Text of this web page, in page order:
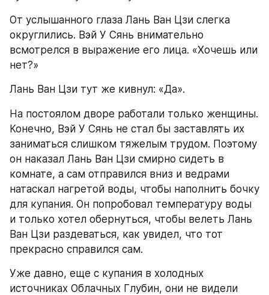
От услышанного глаза Лань Ван Цзи слегка
округлились. Вэй У Сянь внимательно
всмотрелся в выражение его лица. «Хочешь или
нет?»
Лань Ван Цзи тут же кивнул: «Да».
На постоялом дворе работали только женщины.
Конечно, Вэй У Сянь не стал бы заставлять их
заниматься слишком тяжелым трудом. Поэтому
он наказал Лань Ван Цзи смирно сидеть в
комнате, а сам отправился вниз и ведрами
натаскал нагретой воды, чтобы наполнить бочку
для купания. Он попробовал температуру воды
и только хотел обернуться, чтобы велеть Лань
Ван Цзи раздеваться, как увидел, что тот
прекрасно справился сам.
Уже давно, еще с купания в холодных
источниках Облачных Глубин, они не видели